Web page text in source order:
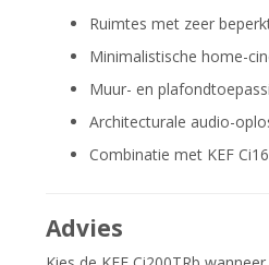
Ruimtes met zeer
Minimalistische home-
Muur- en
Architecturale audio-
Combinatie met KEF
Advies